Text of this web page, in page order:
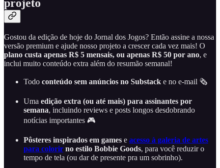
projeto
Gostou da edição de hoje do Jornal dos Jogos? Então assine a nossa
versão premium e ajude nosso projeto a crescer cada vez mais! O
plano custa apenas R$ 5 mensais, ou apenas R$ 50 por ano, e
inclui muito conteúdo extra além do resumão semanal!
Todo conteúdo sem anúncios no Substack e no e-mail 🗞️
Uma edição extra (ou até mais) para assinantes por
semana, incluindo reviews e posts longos desdobrando
notícias importantes 🎮
Pôsteres inspirados em games e acesso à galeria de artes
para colorir no estilo Bobbie Goods, para você reduzir o
tempo de tela (ou dar de presente pra um sobrinho).